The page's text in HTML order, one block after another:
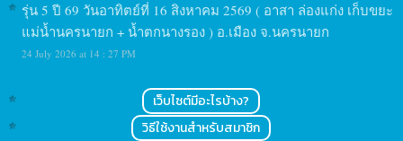
รุ่น 5 ปี 69 วันอาทิตย์ที่ 16 สิงหาคม 2569 ( อาสา ล่องแก่ง เก็บขยะ
แม่น้ำนครนายก + น้ำตกนางรอง ) อ.เมือง จ.นครนายก
24 July 2026 at 14 : 27 PM
เว็บไซต์มีอะไรบ้าง?
วิธีใช้งานสำหรับสมาชิก